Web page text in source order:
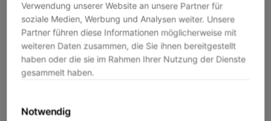
Verwendung unserer Website an unsere Partner für
soziale Medien, Werbung und Analysen weiter. Unsere
Partner führen diese Informationen möglicherweise mit
weiteren Daten zusammen, die Sie ihnen bereitgestellt
haben oder die sie im Rahmen Ihrer Nutzung der Dienste
gesammelt haben.
Notwendig
Application error: a